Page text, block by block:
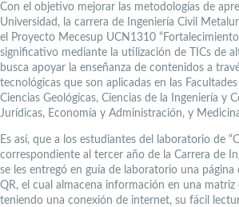
Con el objetivo mejorar las metodologías de
Universidad, la carrera de Ingeniería Civil
el Proyecto Mecesup UCN1310
significativo mediante la utilización de TICs de
busca apoyar la enseñanza de contenidos a
tecnológicas que son aplicadas en las
Ciencias Geológicas, Ciencias de la Ingeniería y
Jurídicas, Economía y Administración, y
Es así, que a los estudiantes del laboratorio de
correspondiente al tercer año de la Carrera de
se les entregó en guía de laboratorio una
QR, el cual almacena información en una
teniendo una conexión de internet, su fácil